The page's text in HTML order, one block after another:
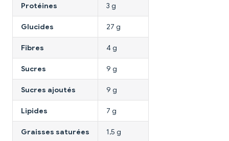
Protéines 3 g
Glucides 27 g
Fibres 4 g
Sucres 9 g
Sucres ajoutés 9 g
Lipides 7 g
Graisses saturées 1,5 g